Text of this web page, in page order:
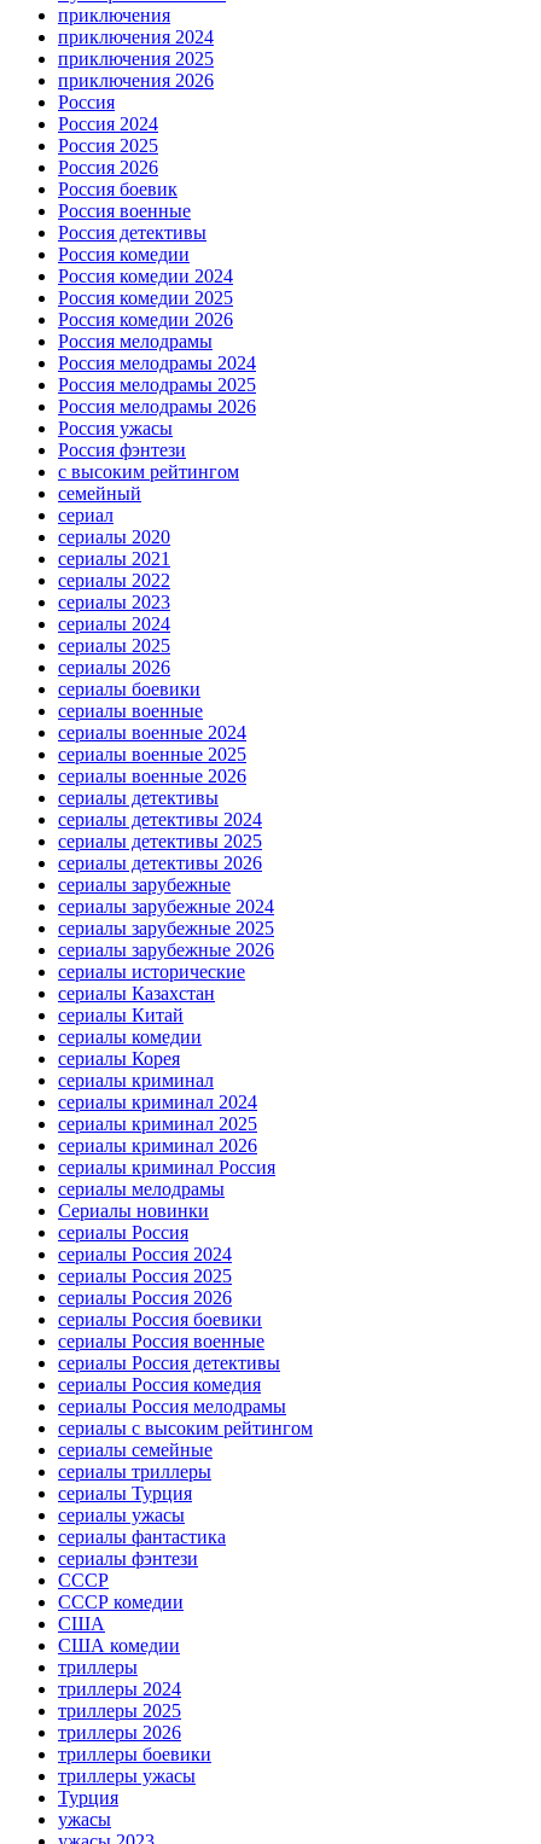
приключения
приключения 2024
приключения 2025
приключения 2026
Россия
Россия 2024
Россия 2025
Россия 2026
Россия боевик
Россия военные
Россия детективы
Россия комедии
Россия комедии 2024
Россия комедии 2025
Россия комедии 2026
Россия мелодрамы
Россия мелодрамы 2024
Россия мелодрамы 2025
Россия мелодрамы 2026
Россия ужасы
Россия фэнтези
с высоким рейтингом
семейный
сериал
сериалы 2020
сериалы 2021
сериалы 2022
сериалы 2023
сериалы 2024
сериалы 2025
сериалы 2026
сериалы боевики
сериалы военные
сериалы военные 2024
сериалы военные 2025
сериалы военные 2026
сериалы детективы
сериалы детективы 2024
сериалы детективы 2025
сериалы детективы 2026
сериалы зарубежные
сериалы зарубежные 2024
сериалы зарубежные 2025
сериалы зарубежные 2026
сериалы исторические
сериалы Казахстан
сериалы Китай
сериалы комедии
сериалы Корея
сериалы криминал
сериалы криминал 2024
сериалы криминал 2025
сериалы криминал 2026
сериалы криминал Россия
сериалы мелодрамы
Сериалы новинки
сериалы Россия
сериалы Россия 2024
сериалы Россия 2025
сериалы Россия 2026
сериалы Россия боевики
сериалы Россия военные
сериалы Россия детективы
сериалы Россия комедия
сериалы Россия мелодрамы
сериалы с высоким рейтингом
сериалы семейные
сериалы триллеры
сериалы Турция
сериалы ужасы
сериалы фантастика
сериалы фэнтези
СССР
СССР комедии
США
США комедии
триллеры
триллеры 2024
триллеры 2025
триллеры 2026
триллеры боевики
триллеры ужасы
Турция
ужасы